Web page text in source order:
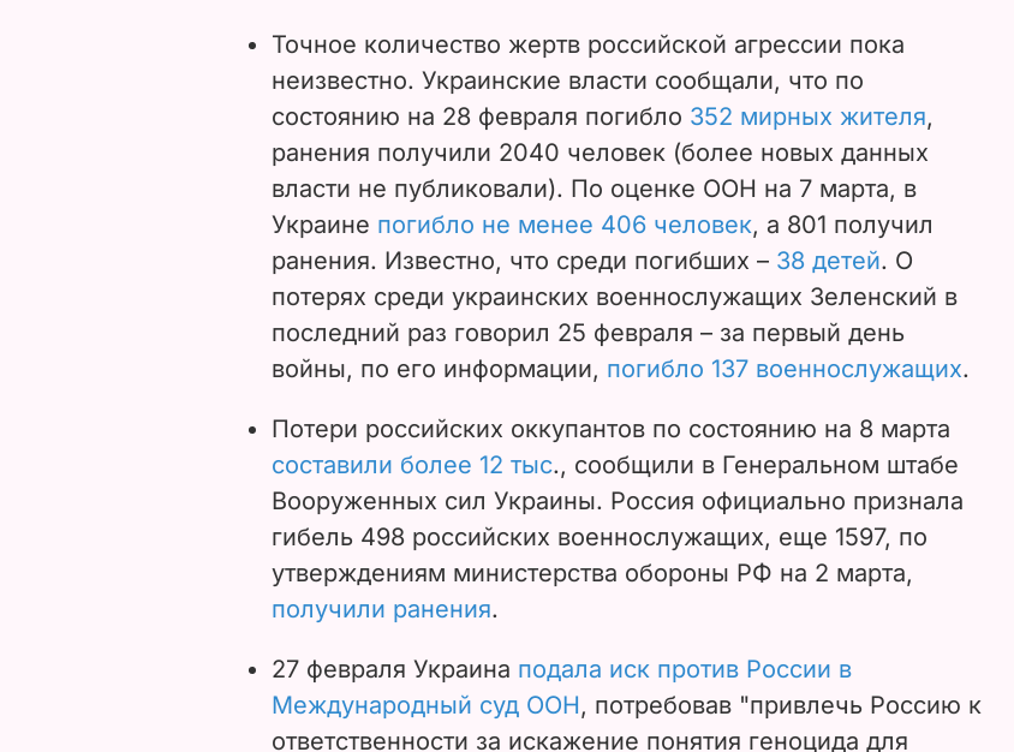
Точное количество жертв российской агрессии пока
неизвестно. Украинские власти сообщали, что по
состоянию на 28 февраля погибло 352 мирных жителя,
ранения получили 2040 человек (более новых данных
власти не публиковали). По оценке ООН на 7 марта, в
Украине погибло не менее 406 человек, а 801 получил
ранения. Известно, что среди погибших – 38 детей. О
потерях среди украинских военнослужащих Зеленский в
последний раз говорил 25 февраля – за первый день
войны, по его информации, погибло 137 военнослужащих.
Потери российских оккупантов по состоянию на 8 марта
составили более 12 тыс., сообщили в Генеральном штабе
Вооруженных сил Украины. Россия официально признала
гибель 498 российских военнослужащих, еще 1597, по
утверждениям министерства обороны РФ на 2 марта,
получили ранения.
27 февраля Украина подала иск против России в
Международный суд ООН, потребовав "привлечь Россию к
ответственности за искажение понятия геноцида для